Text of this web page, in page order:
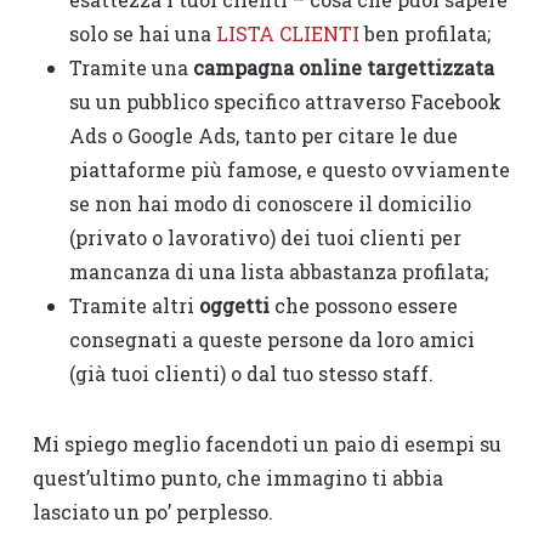
solo se hai una LISTA CLIENTIben profilata;
Tramite una campagna online targettizzata
su un pubblico specifico attraverso Facebook
Ads o Google Ads, tanto per citare le due
piattaforme più famose, e questo ovviamente
se non hai modo di conoscere il domicilio
(privato o lavorativo) dei tuoi clienti per
mancanza di una lista abbastanza profilata;
Tramite altri oggettiche possono essere
consegnati a queste persone da loro amici
(già tuoi clienti) o dal tuo stesso staff.
Mi spiego meglio facendoti un paio di esempi su
quest’ultimo punto, che immagino ti abbia
lasciato un po’ perplesso.